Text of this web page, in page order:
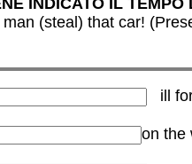
INDICATO IL TEMPO
(steal) that car!
ill
on the